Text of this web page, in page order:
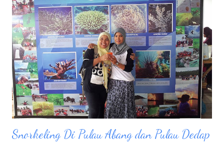
mengerti kondisiku, ketika dilihatnya aku mulai sesak, kita break.
Sebelum on Air :) Oke perkenalan dimulai, dan beberapa
pertanyaan pun meluncur, Rey : Sejak kapan mbak sarah memiliki
hobby jalan jalan Sarah : Sejak dari kecil, Kalo diajak jalan sama
orang tua teman selalu paling bersemangat. Rey : Apa waktu
disekolah dulu hobby dengan kegiatan pramuka Sarah : Yup, dari
sek...
Snorkeling Di Pulau Abang dan Pulau Dedap